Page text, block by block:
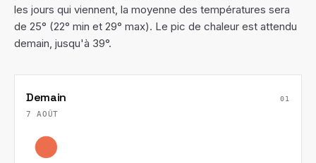
les jours qui viennent, la moyenne des températures sera
de 25° (22° min et 29° max). Le pic de chaleur est attendu
demain, jusqu'à 39°.
Demain
7 AOÛT
01